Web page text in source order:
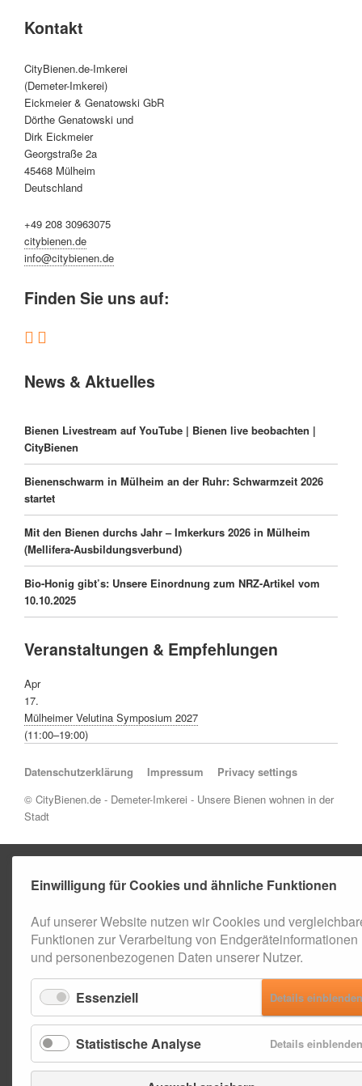
Kontakt
CityBienen.de-Imkerei
(Demeter-Imkerei)
Eickmeier & Genatowski GbR
Dörthe Genatowski und
Dirk Eickmeier
Georgstraße 2a
45468 Mülheim
Deutschland
+49 208 30963075
citybienen.de
info@citybienen.de
Finden Sie uns auf:
News & Aktuelles
Bienen Livestream auf YouTube | Bienen live beobachten |
CityBienen
Bienenschwarm in Mülheim an der Ruhr: Schwarmzeit 2026
startet
Mit den Bienen durchs Jahr – Imkerkurs 2026 in Mülheim
(Mellifera-Ausbildungsverbund)
Bio-Honig gibt’s: Unsere Einordnung zum NRZ-Artikel vom
10.10.2025
Veranstaltungen & Empfehlungen
Apr
17.
Mülheimer Velutina Symposium 2027
(11:00–19:00)
Navigation überspringen
Datenschutzerklärung Impressum
Privacy settings
© CityBienen.de - Demeter-Imkerei - Unsere Bienen wohnen in der
Stadt
Einwilligung für Cookies und ähnliche Funktionen
Auf unserer Website nutzen wir Cookies und
Funktionen zur Verarbeitung von Endgeräteinformationen
und personenbezogenen Daten unserer Nutzer.
Essenziell Details einblenden
Statistische Analyse Details einblenden